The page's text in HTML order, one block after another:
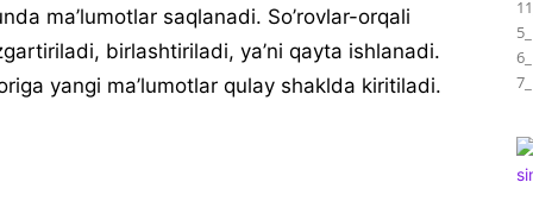
ma’lumotlar saqlanadi. So’rovlar-orqali
birlashtiriladi, ya’ni qayta ishlanadi.
yangi ma’lumotlar qulay shaklda kiritiladi.